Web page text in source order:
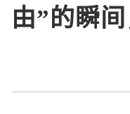
由”的瞬